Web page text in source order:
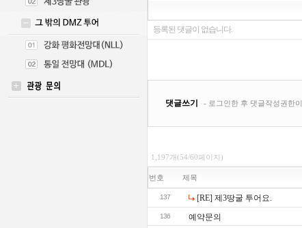
1,197개(54/60페이지)
번호 제목
137 [RE] 제3땅굴 투어요.
136 예약문의